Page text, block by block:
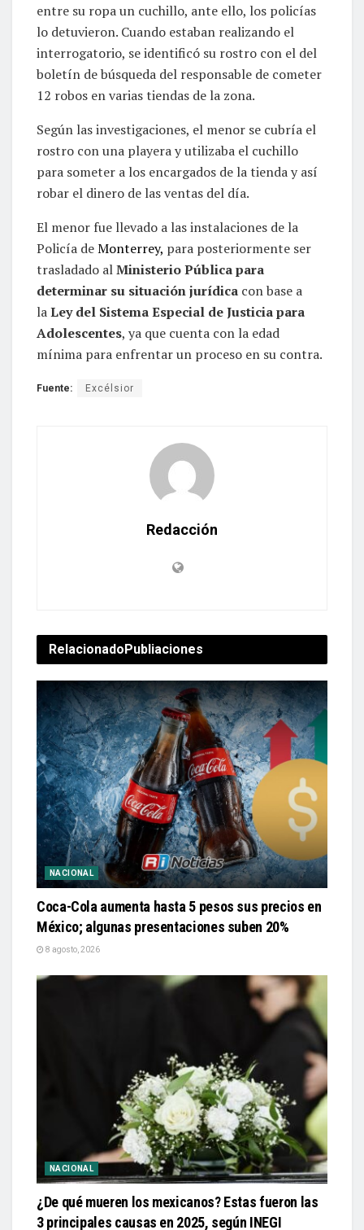
entre su ropa un cuchillo, ante ello, los policías
lo detuvieron. Cuando estaban realizando el
interrogatorio, se identificó su rostro con el del
boletín de búsqueda del responsable de cometer
12 robos en varias tiendas de la zona.
Según las investigaciones, el menor se cubría el
rostro con una playera y utilizaba el cuchillo
para someter a los encargados de la tienda y así
robar el dinero de las ventas del día.
El menor fue llevado a las instalaciones de la
Policía deMonterrey, para posteriormente ser
trasladado alMinisterio Pública para
determinar su situación jurídica con base a
laLey del Sistema Especial de Justicia para
Adolescentes, ya que cuenta con la edad
mínima para enfrentar un proceso en su contra.
Fuente: Excélsior
Redacción
RelacionadoPubliaciones
NACIONAL
Coca-Cola aumenta hasta 5 pesos sus precios en
México; algunas presentaciones suben 20%
8 agosto, 2026
NACIONAL
¿De qué mueren los mexicanos? Estas fueron las
3 principales causas en 2025, según INEGI